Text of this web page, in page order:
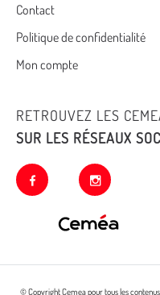
Cemea
footer
Contact
Politique de confidentialité
Mon compte
RETROUVEZ LES
SUR LES RÉSEAUX
facebook instagram
© Copyright Cemea pour tous les